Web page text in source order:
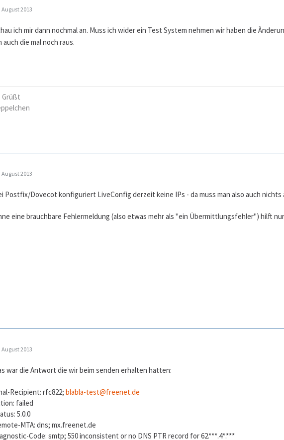
August 2013
ich mir dann nochmal an. Muss ich wider ein Test System nehmen wir haben die
auch die mal noch raus.
Grüßt
August 2013
Postfix/Dovecot konfiguriert LiveConfig derzeit keine IPs - da muss man also auch nichts
eine brauchbare Fehlermeldung (also etwas mehr als "ein Übermittlungsfehler") hilft
August 2013
war die Antwort die wir beim senden erhalten hatten:
Recipient: rfc822; blabla-test@freenet.de
failed
5.0.0
MTA: dns; mx.freenet.de
Code: smtp; 550 inconsistent or no DNS PTR record for 62.***.4*.***